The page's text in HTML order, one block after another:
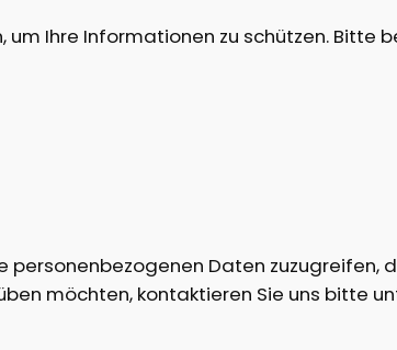
Ihre Informationen zu schützen. Bitte
Daten zuzugreifen,
möchten, kontaktieren Sie uns bitte